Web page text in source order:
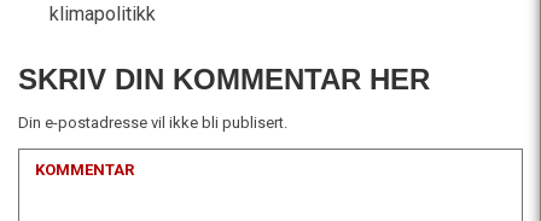
klimapolitikk
SKRIV DIN KOMMENTAR HER
Din e-postadresse vil ikke bli publisert.
KOMMENTAR